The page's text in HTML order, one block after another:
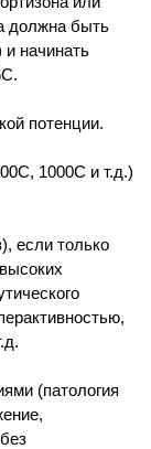
должна быть
начинать
потенции.
1000C и т.д.)
если только
(патология